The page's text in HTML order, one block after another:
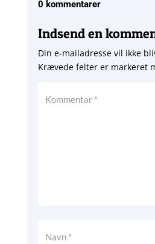
0 kommentarer
Indsend en
Din e-mailadresse vil ikke
Krævede felter er markeret